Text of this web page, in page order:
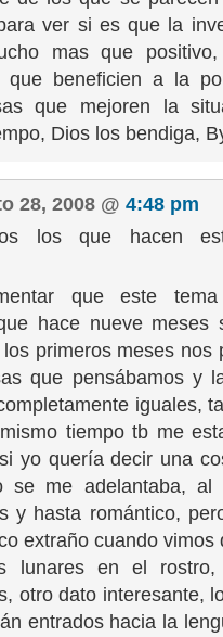
ver si es que la
mas que
que beneficien a la
que mejoren la
Dios los bendiga,
28, 2008 @ 4:48 pm
los que hacen
que este
hace nueve meses
primeros meses nos
que pensábamos y
iguales,
tiempo tb me
yo quería decir una
se me adelantaba, al
y hasta romántico,
extraño cuando vimos
lunares en el
otro dato interesante,
entrados hacia la